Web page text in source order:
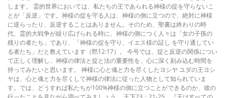
します。 霊的世界においては、私たちの王であられる神様の掟を守らないこ
とが「反逆」です。神様の掟を守る人は、神様の側に立つので、絶対に神様
に逆らったり、反逆することはありません。そのため、聖書は終わりの時
代、霊的大戦争が繰り広げられる時に、神様の側につく人々は「女の子孫の
残りの者たち」であり、「神様の掟を守り、イエス様の証し を守り通してい
る者たち」だと教えています（黙12:17）。 今号では、掟と反逆の関係につい
て正しく理解し、神様の律法と掟と法の重要性を、心に深く刻み込む時間を
持ってみたいと思います。 神様に心と魂と力を尽くしたヨシヤ ユダの王ヨシ
ヤは、心と魂と力を尽くして神様の律法に従った人物として知られていま
す。では、どうすれば私たちが100%神様の側に立つことができるのか、彼の